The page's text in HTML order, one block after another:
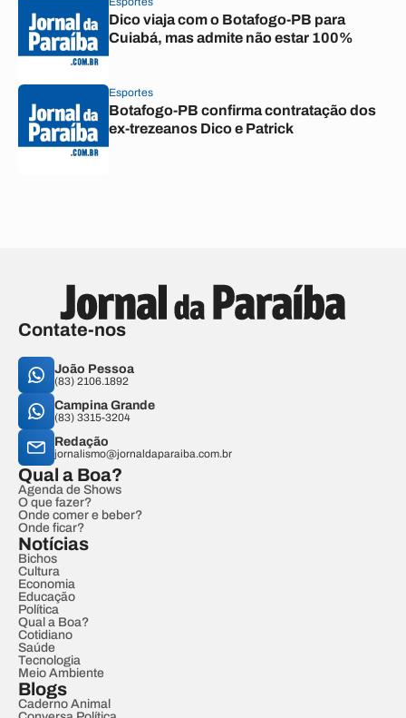
Dico viaja com o Botafogo-PB para
Cuiabá, mas admite não estar 100%
Esportes
Botafogo-PB confirma contratação dos
ex-trezeanos Dico e Patrick
Contate-nos
João Pessoa
(83) 2106.1892
Campina Grande
(83) 3315-3204
Redação
jornalismo@jornaldaparaiba.com.br
Qual a Boa?
Agenda de Shows
O que fazer?
Onde comer e beber?
Onde ficar?
Notícias
Bichos
Cultura
Economia
Educação
Política
Qual a Boa?
Cotidiano
Saúde
Tecnologia
Meio Ambiente
Blogs
Caderno Animal